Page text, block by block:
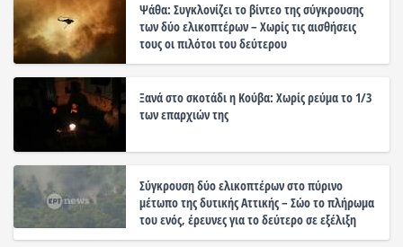
Ψάθα: Συγκλονίζει το βίντεο της σύγκρουσης
των δύο ελικοπτέρων – Χωρίς τις αισθήσεις
τους οι πιλότοι του δεύτερου
Ξανά στο σκοτάδι η Κούβα: Χωρίς ρεύμα το 1/3
των επαρχιών της
Σύγκρουση δύο ελικοπτέρων στο πύρινο
μέτωπο της δυτικής Αττικής – Σώο το πλήρωμα
του ενός, έρευνες για το δεύτερο σε εξέλιξη